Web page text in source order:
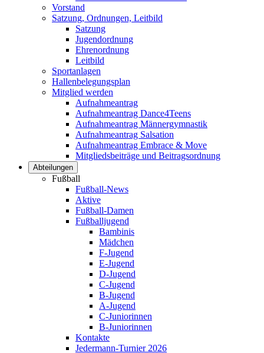
Vorstand
Satzung, Ordnungen, Leitbild
Satzung
Jugendordnung
Ehrenordnung
Leitbild
Sportanlagen
Hallenbelegungsplan
Mitglied werden
Aufnahmeantrag
Aufnahmeantrag Dance4Teens
Aufnahmeantrag Männergymnastik
Aufnahmeantrag Salsation
Aufnahmeantrag Embrace & Move
Mitgliedsbeiträge und Beitragsordnung
Abteilungen
Fußball
Fußball-News
Aktive
Fußball-Damen
Fußballjugend
Bambinis
Mädchen
F-Jugend
E-Jugend
D-Jugend
C-Jugend
B-Jugend
A-Jugend
C-Juniorinnen
B-Juniorinnen
Kontakte
Jedermann-Turnier 2026